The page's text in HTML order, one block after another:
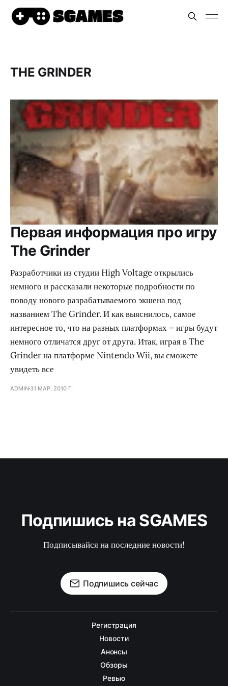
THE GRINDER
Первая информация про игру
The Grinder
Разработчики из студии High Voltage открылись
немного и рассказали некоторые подробности по
поводу нового разрабатываемого экшена под
названием The Grinder. И как выяснилось, самое
интересное то, что на разных платформах – игры будут
немного отличатся друг от друга. Итак, играя в The
Grinder на платформе Nintendo Wii, вы сможете
увидеть все
ADMIN 31 МАР. 2010 Г.
Подпишись на SGAMES
Подписывайся на последние новости!
Подпишись сейчас
Регистрация
Новости
Анонсы
Обзоры
Ревью